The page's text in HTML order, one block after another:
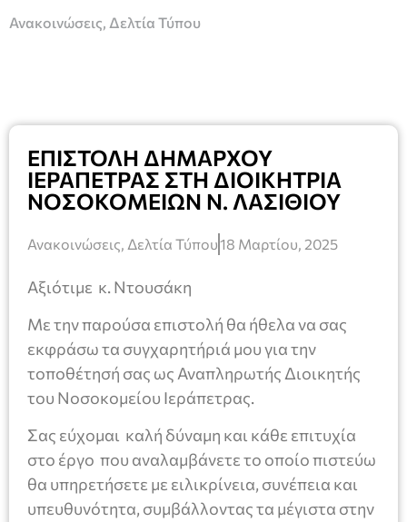
Ανακοινώσεις Δελτία Τύπου
ΕΠΙΣΤΟΛΗ ΔΗΜΑΡΧΟΥ
ΙΕΡΑΠΕΤΡΑΣ ΣΤΗ ΔΙΟΙΚΗΤΡΙΑ
ΝΟΣΟΚΟΜΕΙΩΝ Ν. ΛΑΣΙΘΙΟΥ
Ανακοινώσεις Δελτία Τύπου18 Μαρτίου, 2025
Αξιότιμε κ. Ντουσάκη
Με την παρούσα επιστολή θα ήθελα να σας
εκφράσω τα συγχαρητήριά μου για την
τοποθέτησή σας ως Αναπληρωτής Διοικητής
του Νοσοκομείου Ιεράπετρας.
Σας εύχομαι καλή δύναμη και κάθε επιτυχία
στο έργο που αναλαμβάνετε το οποίο πιστεύω
θα υπηρετήσετε με ειλικρίνεια, συνέπεια και
υπευθυνότητα, συμβάλλοντας τα μέγιστα στην